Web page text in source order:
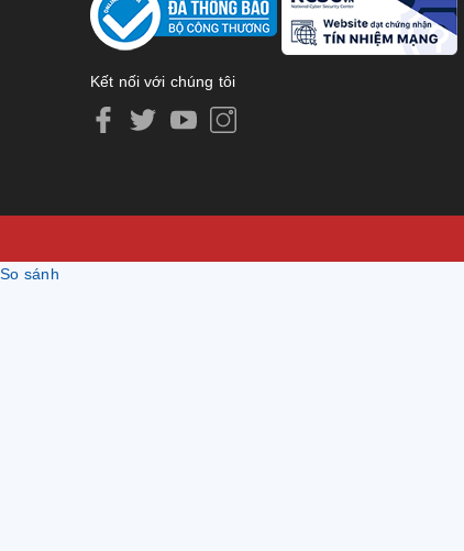
Kết nối với chúng tôi
So sánh